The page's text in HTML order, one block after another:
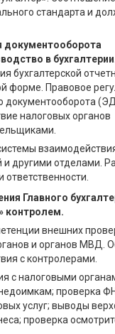
стандарта и
документооборота
в
бухгалтерской
форме. Правовое
документооборота
налоговых органов
и другими отделами.
Главного
контролем.
внешних
и органов МВД.
с контролерами.
с налоговыми
проверка
услуг; выводы
проверка